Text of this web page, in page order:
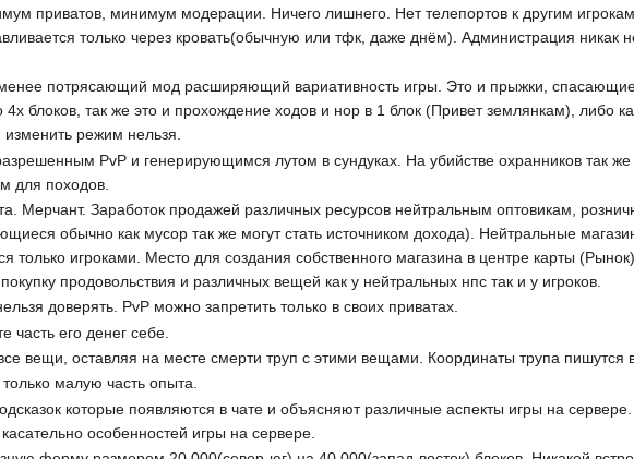
приватов, минимум модерации. Ничего лишнего. Нет телепортов к другим
только через кровать(обычную или тфк, даже днём). Администрация никак
потрясающий мод расширяющий вариативность игры. Это и прыжки,
4х блоков, так же это и прохождение ходов и нор в 1 блок (Привет землянкам), либо
режим нельзя.
PvP и генерирующимся лутом в сундуках. На убийстве охранников так
для походов.
Мерчант. Заработок продажей различных ресурсов нейтральным оптовикам,
обычно как мусор так же могут стать источником дохода). Нейтральные
только игроками. Место для создания собственного магазина в центре карты
продовольствия и различных вещей как у нейтральных нпс так и у игроков.
доверять. PvP можно запретить только в своих приватах.
часть его денег себе.
вещи, оставляя на месте смерти труп с этими вещами. Координаты трупа пишутся
малую часть опыта.
которые появляются в чате и объясняют различные аспекты игры на
особенностей игры на сервере.